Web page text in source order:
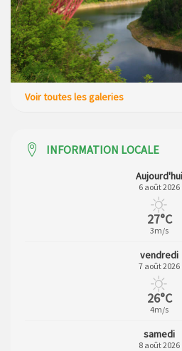
Voir toutes les galeries
INFORMATION LOCALE
Aujourd'hui
6 août 2026
27°C
3m/s
vendredi
7 août 2026
26°C
4m/s
samedi
8 août 2026